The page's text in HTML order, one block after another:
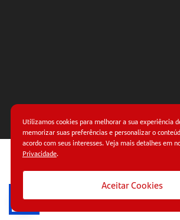
Avançar
privacidade.
Utilizamos cookies para melhorar a sua experiência
memorizar suas preferências e personalizar o
acordo com seus interesses. Veja mais detalhes em
Privacidade.
Aceitar Cookies